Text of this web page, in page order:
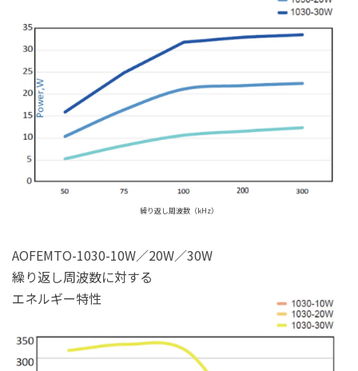
繰り返し周波数（kHz）
AOFEMTO-1030-10W／20W／30W
繰り返し周波数に対する
エネルギー特性